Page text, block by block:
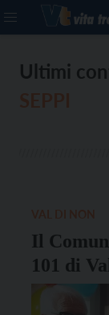
Ultimi
Il
101 di